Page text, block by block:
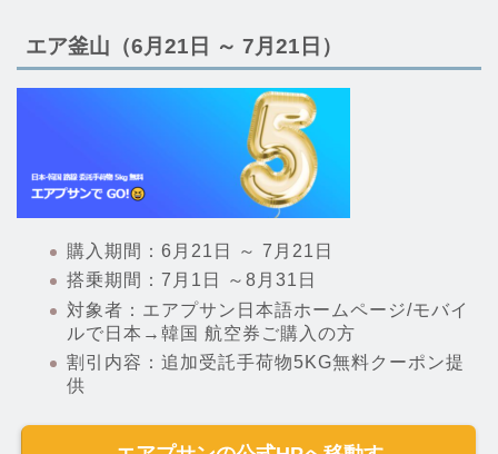
エア釜山（6月21日 ～ 7月21日）
購入期間：6月21日 ～ 7月21日
搭乗期間：7月1日 ～8月31日
対象者：エアプサン日本語ホームページ/モバイ
ルで日本→韓国 航空券ご購入の方
割引内容：追加受託手荷物5KG無料クーポン提
供